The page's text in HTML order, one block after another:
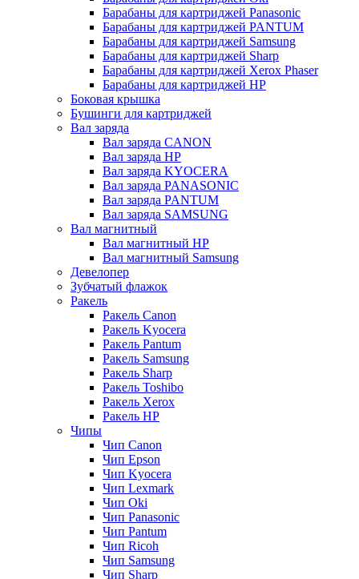
Барабаны для картриджей Panasonic
Барабаны для картриджей PANTUM
Барабаны для картриджей Samsung
Барабаны для картриджей Sharp
Барабаны для картриджей Xerox Phaser
Барабаны для картриджей НР
Боковая крышка
Бушинги для картриджей
Вал заряда
Вал заряда CANON
Вал заряда HP
Вал заряда KYOCERA
Вал заряда PANASONIC
Вал заряда PANTUM
Вал заряда SAMSUNG
Вал магнитный
Вал магнитный HP
Вал магнитный Samsung
Девелопер
Зубчатый флажок
Ракель
Ракель Canon
Ракель Kyocera
Ракель Pantum
Ракель Samsung
Ракель Sharp
Ракель Toshibo
Ракель Xerox
Ракель НР
Чипы
Чип Canon
Чип Epson
Чип Kyocera
Чип Lexmark
Чип Oki
Чип Panasonic
Чип Pantum
Чип Ricoh
Чип Samsung
Чип Sharp